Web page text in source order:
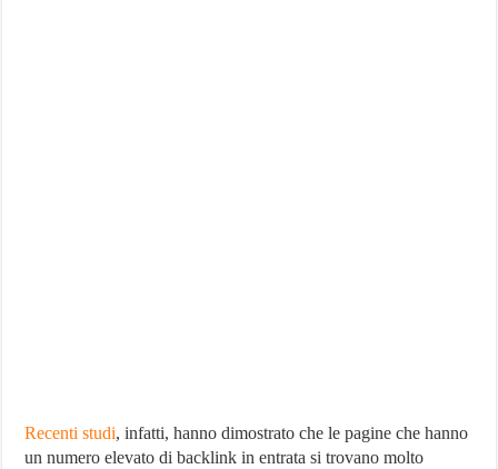
Recenti studi, infatti, hanno dimostrato che le pagine che hanno
un numero elevato di backlink in entrata si trovano molto